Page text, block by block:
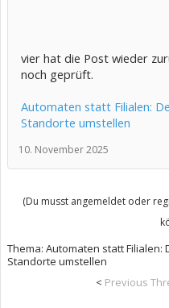
vier hat die Post wieder
noch geprüft.
Automaten statt Filialen:
Standorte umstellen
10. November 2025
(Du musst angemeldet oder
Thema: Automaten statt Filialen:
Standorte umstellen
< Previous